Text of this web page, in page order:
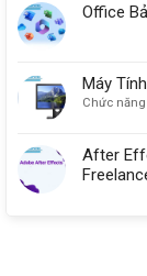
Office
Máy
Chức
After